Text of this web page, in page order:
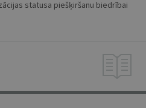
statusa piešķiršanu biedrībai